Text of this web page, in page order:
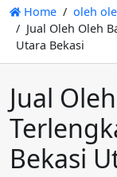
Home
oleh
Jual Oleh Oleh
Utara Bekasi
Jual
Bekasi